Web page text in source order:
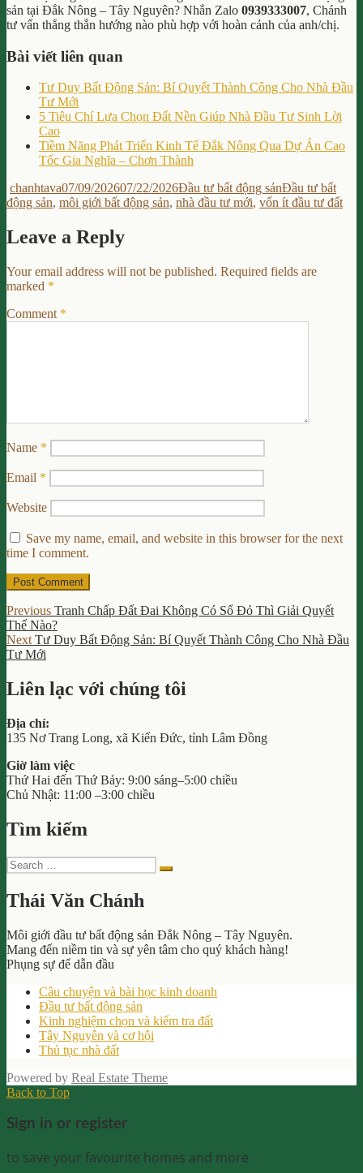
sản tại Đắk Nông – Tây Nguyên? Nhắn Zalo 0939333007, Chánh
tư vấn thẳng thắn hướng nào phù hợp với hoàn cảnh của anh/chị.
Bài viết liên quan
Tư Duy Bất Động Sản: Bí Quyết Thành Công Cho Nhà Đầu
Tư Mới
5 Tiêu Chí Lựa Chọn Đất Nền Giúp Nhà Đầu Tư Sinh Lời
Cao
Tiềm Năng Phát Triển Kinh Tế Đắk Nông Qua Dự Án Cao
Tốc Gia Nghĩa – Chơn Thành
Author
chanhtavaPosted
on
07/09/202607/22/2026Categories
Đầu tư bất động sảnTags
Đầu tư bất
động sản, môi giới bất động sản, nhà đầu tư mới, vốn ít đầu tư đất
Leave a Reply
Your email address will not be published. Required fields are
marked *
Comment *
Name *
Email *
Website
Save my name, email, and website in this browser for the next
time I comment.
Post
navigation
Previous Previous
post:
Tranh Chấp Đất Đai Không Có Sổ Đỏ Thì Giải Quyết
Thế Nào?
Next Next
post:
Tư Duy Bất Động Sản: Bí Quyết Thành Công Cho Nhà Đầu
Tư Mới
Liên lạc với chúng tôi
Địa chỉ:
135 Nơ Trang Long, xã Kiến Đức, tỉnh Lâm Đồng
Giờ làm việc
Thứ Hai đến Thứ Bảy: 9:00 sáng–5:00 chiều
Chủ Nhật: 11:00 –3:00 chiều
Tìm kiếm
Search
for:
Search
Thái Văn Chánh
Môi giới đầu tư bất động sản Đắk Nông – Tây Nguyên.
Mang đến niềm tin và sự yên tâm cho quý khách hàng!
Phụng sự để dẫn đầu
Câu chuyện và bài học kinh doanh
Đầu tư bất động sản
Kinh nghiệm chọn và kiểm tra đất
Tây Nguyên và cơ hội
Thủ tục nhà đất
Powered by Real Estate Theme
Back to Top
Sign in or register
to save your favourite homes and more